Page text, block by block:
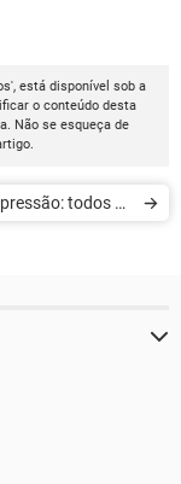
está disponível sob a
o conteúdo desta
Não se esqueça de
todos os